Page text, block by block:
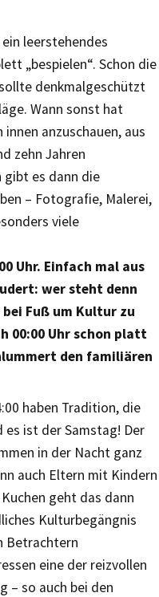
leerstehendes
„bespielen“. Schon die
denkmalgeschützt
Wann sonst hat
anzuschauen, aus
zehn Jahren
gibt es dann die
– Fotografie, Malerei,
viele
Uhr. Einfach mal aus
wer steht denn
Fuß um Kultur zu
00:00 Uhr schon platt
den familiären
haben Tradition, die
es ist der Samstag! Der
in der Nacht ganz
auch Eltern mit Kindern
geht das dann
Kulturbegängnis
Betrachtern
eine der reizvollen
– so auch bei den